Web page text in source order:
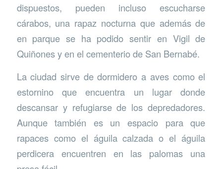
dispuestos, pueden incluso escucharse
cárabos, una rapaz nocturna que además de
en parque se ha podido sentir en Vigil de
Quiñones y en el cementerio de San Bernabé.
La ciudad sirve de dormidero a aves como el
estornino que encuentra un lugar donde
descansar y refugiarse de los depredadores.
Aunque también es un espacio para que
rapaces como el águila calzada o el águila
perdicera encuentren en las palomas una